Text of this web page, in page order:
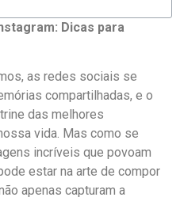
Dicas para
as redes sociais se
compartilhadas, e o
das melhores
vida. ⁤Mas como⁢ se
incríveis que povoam
estar ⁤na arte de compor
⁤apenas capturam⁣ a